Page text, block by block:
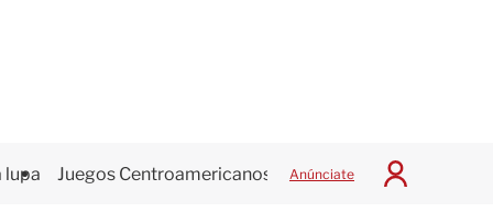
lupa Juegos Centroamericanos Anúnciate
I